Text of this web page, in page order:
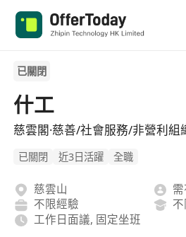
已關閉
什工
慈雲閣·慈善/社會服務/非營利組
已關閉 近3日活躍 全職
慈雲山
不限經驗
工作日面議, 固定坐班